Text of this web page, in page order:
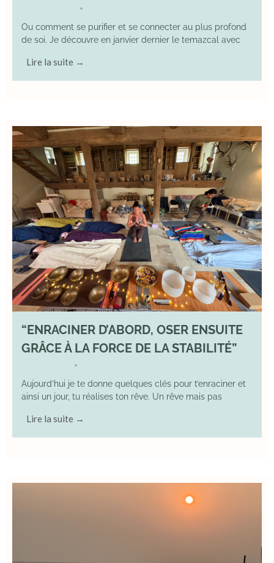
•
Ou comment se purifier et se connecter au plus profond
de soi. Je découvre en janvier dernier le temazcal avec
Lire la suite →
“ENRACINER D’ABORD, OSER ENSUITE
GRÂCE À LA FORCE DE LA STABILITÉ”
•
Aujourd’hui je te donne quelques clés pour t’enraciner et
ainsi un jour, tu réalises ton rêve. Un rêve mais pas
Lire la suite →